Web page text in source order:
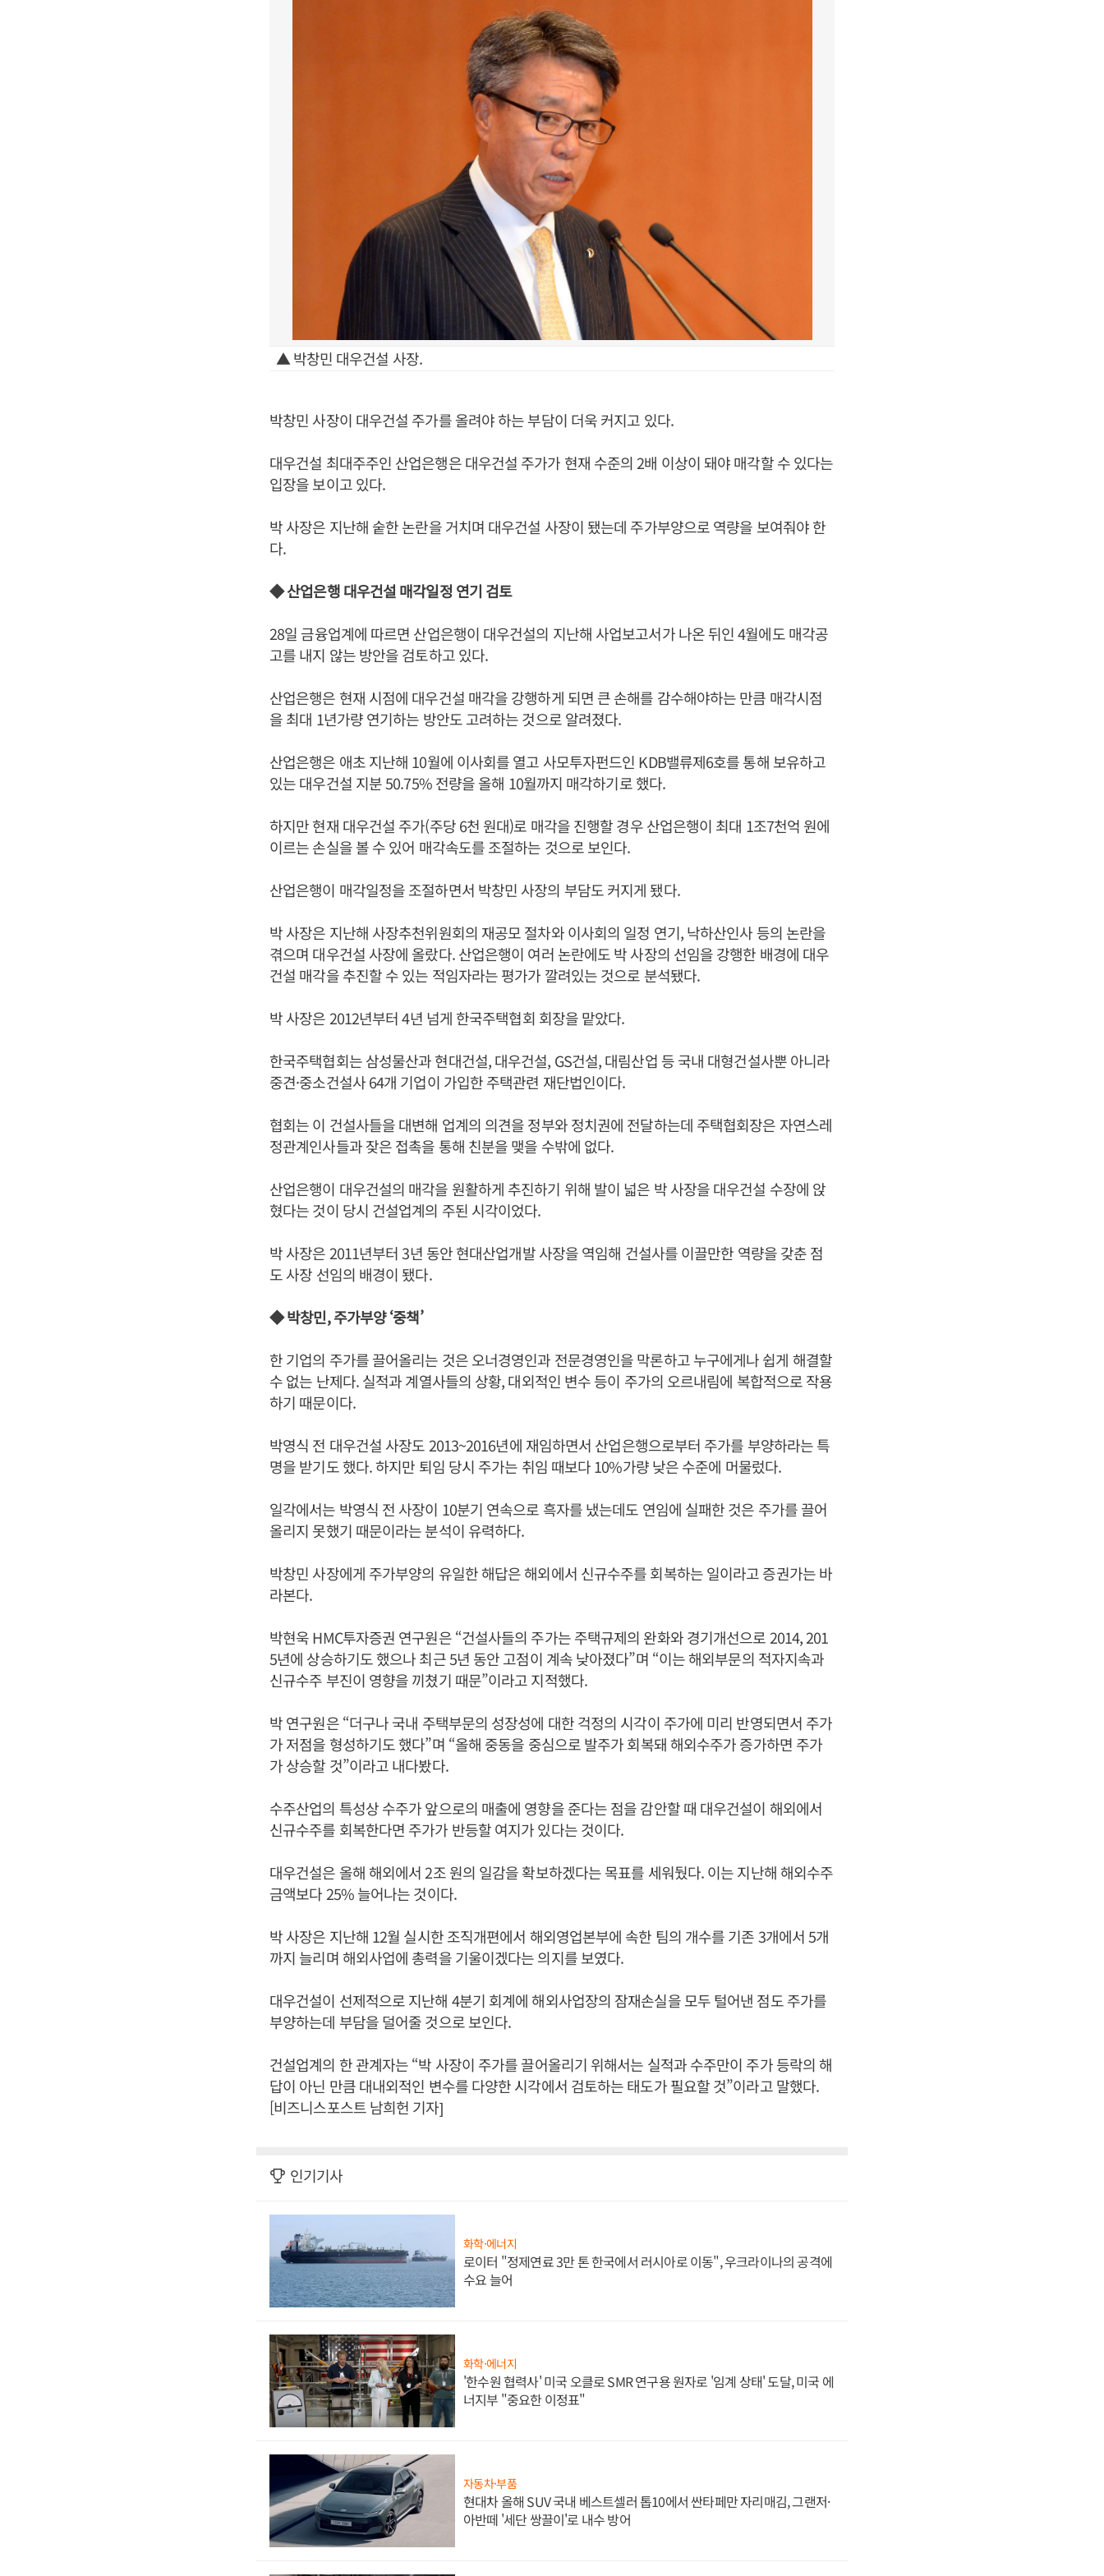
▲ 박창민 대우건설 사장.
박창민 사장이 대우건설 주가를 올려야 하는 부담이 더욱 커지고 있다.
대우건설 최대주주인 산업은행은 대우건설 주가가 현재 수준의 2배 이상이 돼야 매각할 수 있다는
입장을 보이고 있다.
박 사장은 지난해 숱한 논란을 거치며 대우건설 사장이 됐는데 주가부양으로 역량을 보여줘야 한
다.
◆ 산업은행 대우건설 매각일정 연기 검토
28일 금융업계에 따르면 산업은행이 대우건설의 지난해 사업보고서가 나온 뒤인 4월에도 매각공
고를 내지 않는 방안을 검토하고 있다.
산업은행은 현재 시점에 대우건설 매각을 강행하게 되면 큰 손해를 감수해야하는 만큼 매각시점
을 최대 1년가량 연기하는 방안도 고려하는 것으로 알려졌다.
산업은행은 애초 지난해 10월에 이사회를 열고 사모투자펀드인 KDB밸류제6호를 통해 보유하고
있는 대우건설 지분 50.75% 전량을 올해 10월까지 매각하기로 했다.
하지만 현재 대우건설 주가(주당 6천 원대)로 매각을 진행할 경우 산업은행이 최대 1조7천억 원에
이르는 손실을 볼 수 있어 매각속도를 조절하는 것으로 보인다.
산업은행이 매각일정을 조절하면서 박창민 사장의 부담도 커지게 됐다.
박 사장은 지난해 사장추천위원회의 재공모 절차와 이사회의 일정 연기, 낙하산인사 등의 논란을
겪으며 대우건설 사장에 올랐다. 산업은행이 여러 논란에도 박 사장의 선임을 강행한 배경에 대우
건설 매각을 추진할 수 있는 적임자라는 평가가 깔려있는 것으로 분석됐다.
박 사장은 2012년부터 4년 넘게 한국주택협회 회장을 맡았다.
한국주택협회는 삼성물산과 현대건설, 대우건설, GS건설, 대림산업 등 국내 대형건설사뿐 아니라
중견·중소건설사 64개 기업이 가입한 주택관련 재단법인이다.
협회는 이 건설사들을 대변해 업계의 의견을 정부와 정치권에 전달하는데 주택협회장은 자연스레
정관계인사들과 잦은 접촉을 통해 친분을 맺을 수밖에 없다.
산업은행이 대우건설의 매각을 원활하게 추진하기 위해 발이 넓은 박 사장을 대우건설 수장에 앉
혔다는 것이 당시 건설업계의 주된 시각이었다.
박 사장은 2011년부터 3년 동안 현대산업개발 사장을 역임해 건설사를 이끌만한 역량을 갖춘 점
도 사장 선임의 배경이 됐다.
◆ 박창민, 주가부양 ‘중책’
한 기업의 주가를 끌어올리는 것은 오너경영인과 전문경영인을 막론하고 누구에게나 쉽게 해결할
수 없는 난제다. 실적과 계열사들의 상황, 대외적인 변수 등이 주가의 오르내림에 복합적으로 작용
하기 때문이다.
박영식 전 대우건설 사장도 2013~2016년에 재임하면서 산업은행으로부터 주가를 부양하라는 특
명을 받기도 했다. 하지만 퇴임 당시 주가는 취임 때보다 10%가량 낮은 수준에 머물렀다.
일각에서는 박영식 전 사장이 10분기 연속으로 흑자를 냈는데도 연임에 실패한 것은 주가를 끌어
올리지 못했기 때문이라는 분석이 유력하다.
박창민 사장에게 주가부양의 유일한 해답은 해외에서 신규수주를 회복하는 일이라고 증권가는 바
라본다.
박현욱 HMC투자증권 연구원은 “건설사들의 주가는 주택규제의 완화와 경기개선으로 2014, 201
5년에 상승하기도 했으나 최근 5년 동안 고점이 계속 낮아졌다”며 “이는 해외부문의 적자지속과
신규수주 부진이 영향을 끼쳤기 때문”이라고 지적했다.
박 연구원은 “더구나 국내 주택부문의 성장성에 대한 걱정의 시각이 주가에 미리 반영되면서 주가
가 저점을 형성하기도 했다”며 “올해 중동을 중심으로 발주가 회복돼 해외수주가 증가하면 주가
가 상승할 것”이라고 내다봤다.
수주산업의 특성상 수주가 앞으로의 매출에 영향을 준다는 점을 감안할 때 대우건설이 해외에서
신규수주를 회복한다면 주가가 반등할 여지가 있다는 것이다.
대우건설은 올해 해외에서 2조 원의 일감을 확보하겠다는 목표를 세워뒀다. 이는 지난해 해외수주
금액보다 25% 늘어나는 것이다.
박 사장은 지난해 12월 실시한 조직개편에서 해외영업본부에 속한 팀의 개수를 기존 3개에서 5개
까지 늘리며 해외사업에 총력을 기울이겠다는 의지를 보였다.
대우건설이 선제적으로 지난해 4분기 회계에 해외사업장의 잠재손실을 모두 털어낸 점도 주가를
부양하는데 부담을 덜어줄 것으로 보인다.
건설업계의 한 관계자는 “박 사장이 주가를 끌어올리기 위해서는 실적과 수주만이 주가 등락의 해
답이 아닌 만큼 대내외적인 변수를 다양한 시각에서 검토하는 태도가 필요할 것”이라고 말했다.
[비즈니스포스트 남희헌 기자]
인기기사
화학·에너지
로이터 "정제연료 3만 톤 한국에서 러시아로 이동", 우크라이나의 공격에
수요 늘어
화학·에너지
'한수원 협력사' 미국 오클로 SMR 연구용 원자로 '임계 상태' 도달, 미국 에
너지부 "중요한 이정표"
자동차·부품
현대차 올해 SUV 국내 베스트셀러 톱10에서 싼타페만 자리매김, 그랜저·
아반떼 '세단 쌍끌이'로 내수 방어